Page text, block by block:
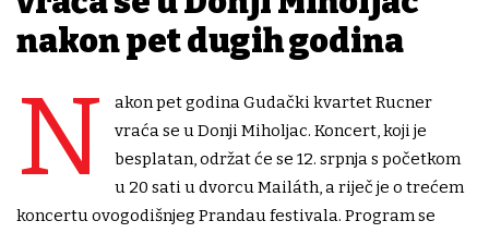
nakon pet dugih godina
N
akon pet godina Gudački kvartet Rucner
vraća se u Donji Miholjac. Koncert, koji je
besplatan, održat će se 12. srpnja s početkom
u 20 sati u dvorcu Mailáth, a riječ je o trećem
koncertu ovogodišnjeg Prandau festivala. Program se